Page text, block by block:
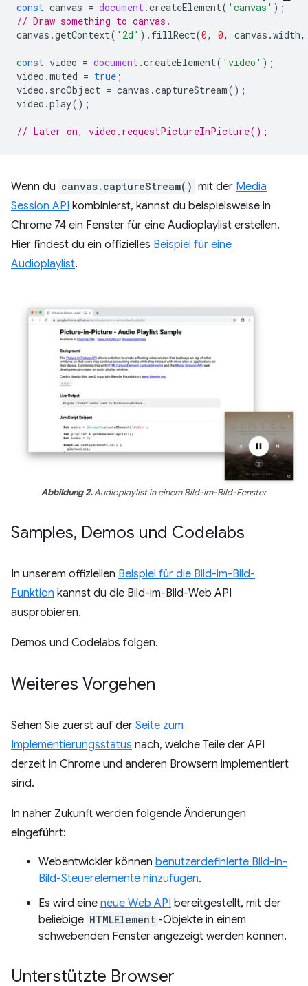
const canvas = document.createElement( 'canvas' );
// Draw something to canvas.
canvas .getContext( '2d' ). fillRect(0, 0, canvas .width,
const video = document.createElement( 'video' );
video .muted = true ;
video . srcObject = canvas .captureStream();
video .play();
// Later on, video.requestPictureInPicture();
Wenn du canvas.captureStream() mit der Media
Session API kombinierst, kannst du beispielsweise in
Chrome 74 ein Fenster für eine Audioplaylist erstellen.
Hier findest du ein offizielles Beispiel für eine
Audioplaylist.
Abbildung 2.Audioplaylist in einem Bild-im-Bild-Fenster
Samples, Demos und Codelabs
In unserem offiziellen Beispiel für die Bild-im-Bild-
Funktion kannst du die Bild-im-Bild-Web API
ausprobieren.
Demos und Codelabs folgen.
Weiteres Vorgehen
Sehen Sie zuerst auf der Seite zum
Implementierungsstatus nach, welche Teile der API
derzeit in Chrome und anderen Browsern implementiert
sind.
In naher Zukunft werden folgende Änderungen
eingeführt:
Webentwickler können benutzerdefinierte Bild-in-
Bild-Steuerelemente hinzufügen.
Es wird eine neue Web API bereitgestellt, mit der
beliebige HTMLElement -Objekte in einem
schwebenden Fenster angezeigt werden können.
Unterstützte Browser